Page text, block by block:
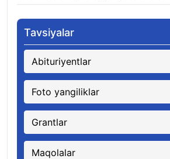
Tavsiyalar
Abituriyentlar
Foto yangiliklar
Grantlar
Maqolalar